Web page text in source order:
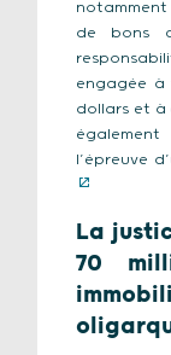
de bons
engagée à
dollars et à
l’épreuve
La
70